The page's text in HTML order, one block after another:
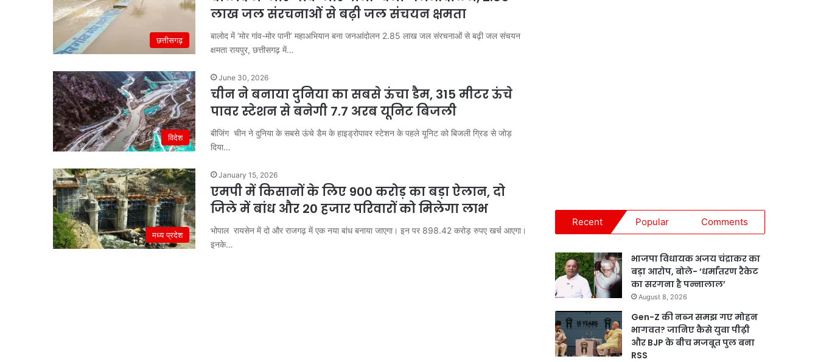
छत्तीसगढ़
लाख जल संरचनाओं से बढ़ी जल संचयन क्षमता
बालोद में ‘मोर गांव-मोर पानी’ महाअभियान बना जनआंदोलन 2.85 लाख जल संरचनाओं से बढ़ी जल संचयन
क्षमता रायपुर, छत्तीसगढ़ में…
विदेश
June 30, 2026
चीन ने बनाया दुनिया का सबसे ऊंचा डैम, 315 मीटर ऊंचे
पावर स्टेशन से बनेगी 7.7 अरब यूनिट बिजली
बीजिंग चीन ने दुनिया के सबसे ऊंचे डैम के हाइड्रोपावर स्टेशन के पहले यूनिट को बिजली ग्रिड से जोड़
दिया…
मध्य प्रदेश
January 15, 2026
एमपी में किसानों के लिए 900 करोड़ का बड़ा ऐलान, दो
जिले में बांध और 20 हजार परिवारों को मिलेगा लाभ
भोपाल रायसेन में दो और राजगढ़ में एक नया बांध बनाया जाएगा। इन पर 898.42 करोड़ रुपए खर्च आएगा।
इनके…
Recent Popular Comments
भाजपा विधायक अजय चंद्राकर का
बड़ा आरोप, बोले- ‘धर्मांतरण रैकेट
का सरगना है पन्नालाल’
August 8, 2026
Gen-Z की नब्ज समझ गए मोहन
भागवत? जानिए कैसे युवा पीढ़ी
और BJP के बीच मजबूत पुल बना
RSS